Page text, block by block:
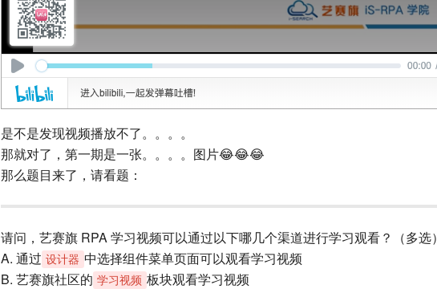
是不是发现视频播放不了。。。。
那就对了，第一期是一张。。。。图片😂😂😂
那么题目来了，请看题：
请问，艺赛旗 RPA 学习视频可以通过以下哪几个渠道进行学习观看？（多选）
A. 通过 设计器 中选择组件菜单页面可以观看学习视频
B. 艺赛旗社区的 学习视频 板块观看学习视频